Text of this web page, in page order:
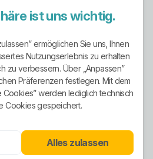
seit 1901 Strom aus
sondern Teil der
veröffentlichte
keinen reinen Ökostrom-
weist erneuerbare
Energieträger. Wer hier
Ökostromversorger ausgeht,
ist uns wichtig.
ermöglichen Sie uns, Ihnen
Nutzungserlebnis zu erhalten
zu verbessern. Über „Anpassen”
Präferenzen festlegen. Mit dem
Cookies” werden lediglich technisch
Cookies gespeichert.
Alles zulassen